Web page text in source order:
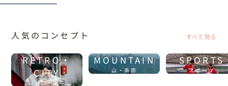
人気のコンセプト すべて見る
RETRO・
CITY
レトロ・街中
MOUNTAIN
山・高原
SPORTS
スポーツ